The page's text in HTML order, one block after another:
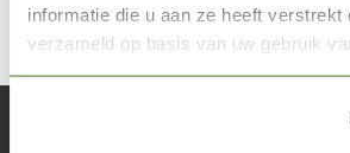
informatie die u aan ze heeft verstrekt
verzameld op basis van uw gebruik